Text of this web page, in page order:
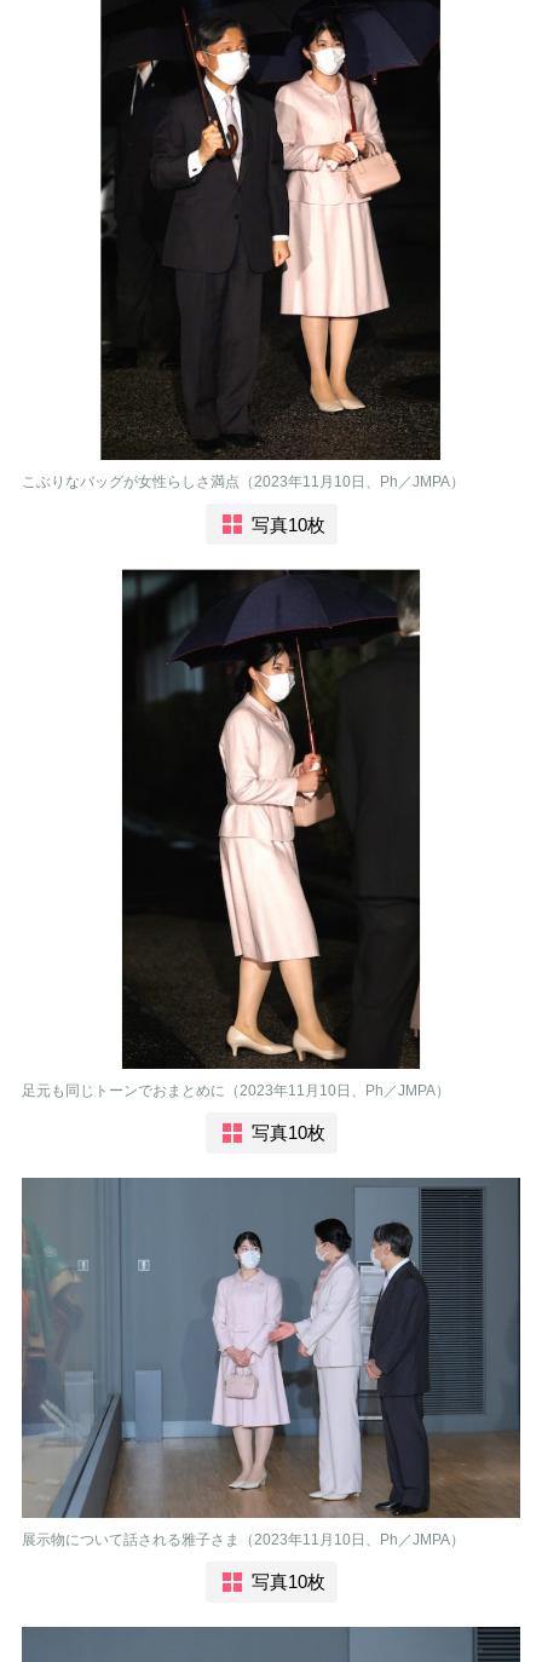
こぶりなバッグが女性らしさ満点（2023年11月10日、Ph／JMPA）
写真10枚
足元も同じトーンでおまとめに（2023年11月10日、Ph／JMPA）
写真10枚
展示物について話される雅子さま（2023年11月10日、Ph／JMPA）
写真10枚